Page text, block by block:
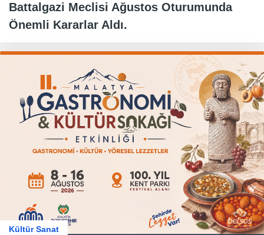
Battalgazi Meclisi Ağustos Oturumunda
Önemli Kararlar Aldı.
Kültür Sanat